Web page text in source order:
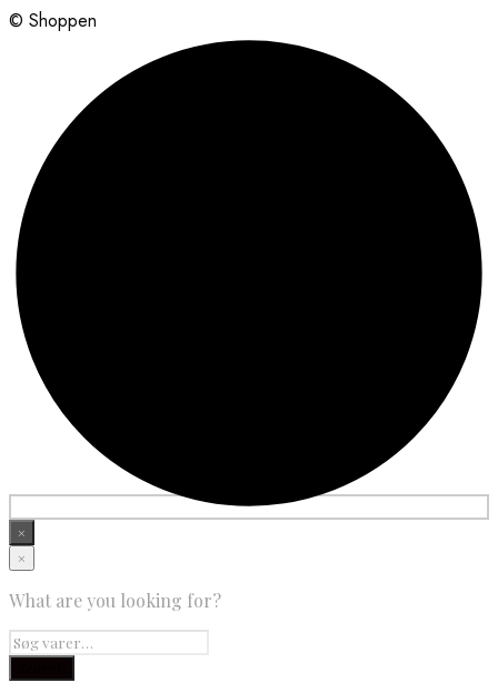
© Shoppen
×
×
What are you looking for?